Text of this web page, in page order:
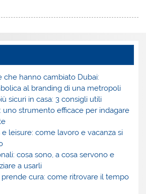
che hanno cambiato Dubai:
al branding di una metropoli
sicuri in casa: 3 consigli utili
uno strumento efficace per indagare
leisure: come lavoro e vacanza si
cosa sono, a cosa servono e
a usarli
prende cura: come ritrovare il tempo